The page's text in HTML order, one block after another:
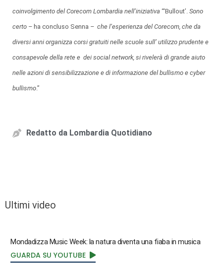
coinvolgimento del Corecom Lombardia nell’iniziativa “‘Bullout’. Sono
certo – ha concluso Senna – che l’esperienza del Corecom, che da
diversi anni organizza corsi gratuiti nelle scuole sull’ utilizzo prudente e
consapevole della rete e dei social network, si rivelerà di grande aiuto
nelle azioni di sensibilizzazione e di informazione del bullismo e cyber
bullismo.”
Redatto da Lombardia Quotidiano
Ultimi video
Mondadizza Music Week: la natura diventa una fiaba in musica
GUARDA SU YOUTUBE